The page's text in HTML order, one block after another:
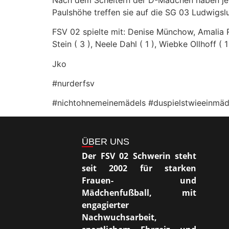
Paulshöhe treffen sie auf die SG 03
FSV 02 spielte mit: Denise Münchow,
Stein ( 3 ), Neele Dahl ( 1 ), Wiebke Ollhoff (
Jko
#nurderfsv
#nichtohnemeinemädels
ÜBER UNS
Der FSV 02 Schwerin steht
seit 2002 für starken
Frauen- und
Mädchenfußball, mit
engagierter
Nachwuchsarbeit,